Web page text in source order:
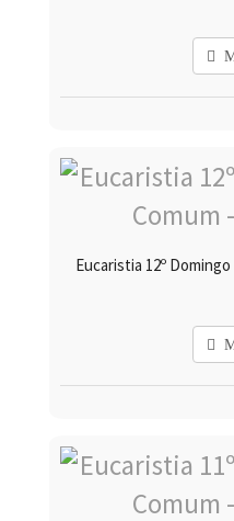
Eucaristia 12º